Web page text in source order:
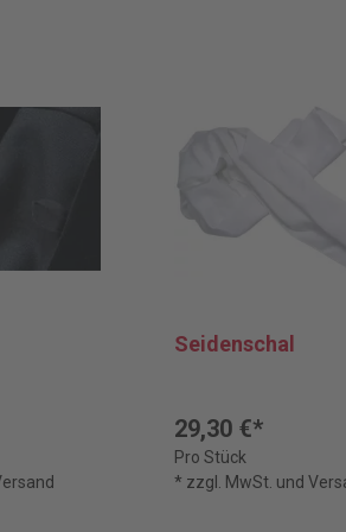
Seidenschal
29,30 €*
Pro Stück
* zzgl. MwSt. und